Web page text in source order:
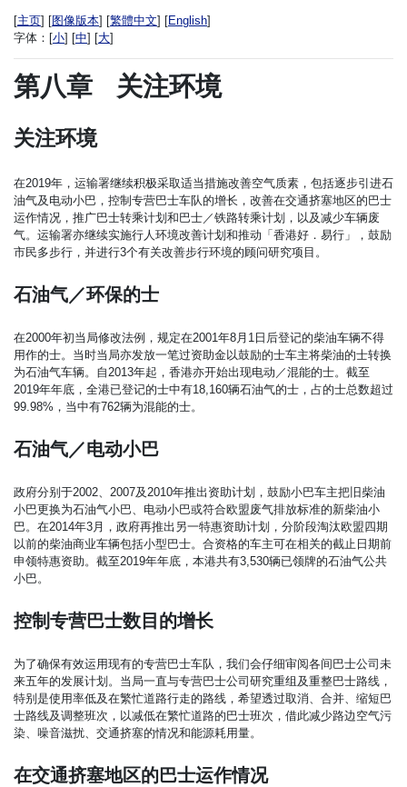
[主页] [图像版本] [繁體中文] [English]
字体： [小] [中] [大]
第八章 关注环境
关注环境
在2019年，运输署继续积极采取适当措施改善空气质素，包括逐步引进石
油气及电动小巴，控制专营巴士车队的增长，改善在交通挤塞地区的巴士
运作情况，推广巴士转乘计划和巴士／铁路转乘计划，以及减少车辆废
气。运输署亦继续实施行人环境改善计划和推动「香港好．易行」，鼓励
市民多步行，并进行3个有关改善步行环境的顾问研究项目。
石油气／环保的士
在2000年初当局修改法例，规定在2001年8月1日后登记的柴油车辆不得
用作的士。当时当局亦发放一笔过资助金以鼓励的士车主将柴油的士转换
为石油气车辆。自2013年起，香港亦开始出现电动／混能的士。截至
2019年年底，全港已登记的士中有18,160辆石油气的士，占的士总数超过
99.98%，当中有762辆为混能的士。
石油气／电动小巴
政府分别于2002、2007及2010年推出资助计划，鼓励小巴车主把旧柴油
小巴更换为石油气小巴、电动小巴或符合欧盟废气排放标准的新柴油小
巴。在2014年3月，政府再推出另一特惠资助计划，分阶段淘汰欧盟四期
以前的柴油商业车辆包括小型巴士。合资格的车主可在相关的截止日期前
申领特惠资助。截至2019年年底，本港共有3,530辆已领牌的石油气公共
小巴。
控制专营巴士数目的增长
为了确保有效运用现有的专营巴士车队，我们会仔细审阅各间巴士公司未
来五年的发展计划。当局一直与专营巴士公司研究重组及重整巴士路线，
特别是使用率低及在繁忙道路行走的路线，希望透过取消、合并、缩短巴
士路线及调整班次，以减低在繁忙道路的巴士班次，借此减少路边空气污
染、噪音滋扰、交通挤塞的情况和能源耗用量。
在交通挤塞地区的巴士运作情况